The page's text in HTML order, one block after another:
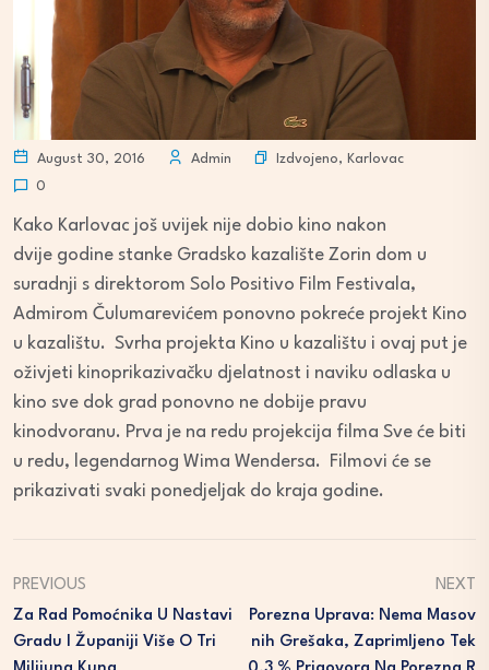
August 30, 2016 Admin Izdvojeno, Karlovac
0
Kako Karlovac još uvijek nije dobio kino nakon
dvije godine stanke Gradsko kazalište Zorin dom u
suradnji s direktorom Solo Positivo Film Festivala,
Admirom Čulumarevićem ponovno pokreće projekt Kino
u kazalištu. Svrha projekta Kino u kazalištu i ovaj put je
oživjeti kinoprikazivačku djelatnost i naviku odlaska u
kino sve dok grad ponovno ne dobije pravu
kinodvoranu. Prva je na redu projekcija filma Sve će biti
u redu, legendarnog Wima Wendersa. Filmovi će se
prikazivati svaki ponedjeljak do kraja godine.
PREVIOUS
Za Rad Pomoćnika U Nastavi
Gradu I Županiji Više O Tri
NEXT
Porezna Uprava: Nema Masov
Nih Grešaka, Zaprimljeno Tek